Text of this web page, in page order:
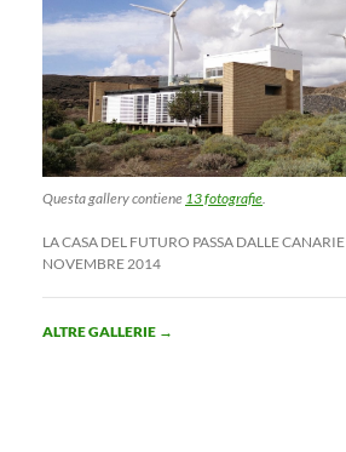
Questa gallery contiene 13 fotografie.
LA CASA DEL FUTURO PASSA DALLE CANARIE
NOVEMBRE 2014
ALTRE GALLERIE →